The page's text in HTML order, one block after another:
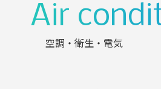
Air
空調・衛生・電気